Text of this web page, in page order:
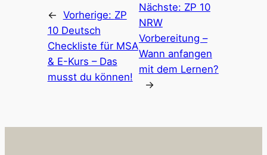
← Vorherige: ZP
10 Deutsch
Checkliste für MSA
& E-Kurs – Das
musst du können!
Nächste: ZP 10
NRW
Vorbereitung –
Wann anfangen
mit dem Lernen?
→